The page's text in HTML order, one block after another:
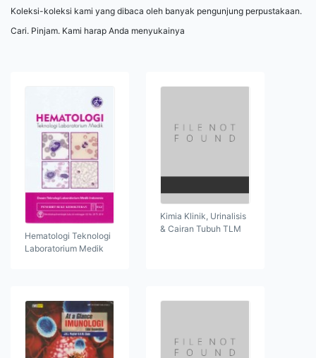
Koleksi-koleksi kami yang dibaca oleh banyak pengunjung perpustakaan.
Cari. Pinjam. Kami harap Anda menyukainya
Hematologi Teknologi
Laboratorium Medik
Kimia Klinik, Urinalisis
& Cairan Tubuh TLM